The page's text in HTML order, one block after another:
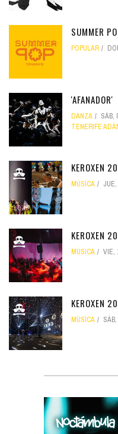
SUMMER
POPULAR
'AFANADOR'
DANZA SÁB,
TENERIFE
KEROXEN
MÚSICA JUE,
KEROXEN
MÚSICA VIE,
KEROXEN
MÚSICA